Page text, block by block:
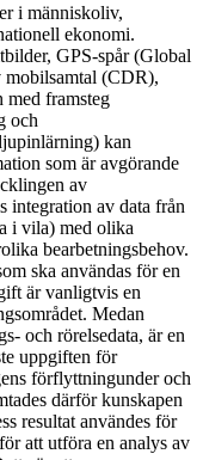
i människoliv,
ekonomi.
GPS-spår (Global
mobilsamtal (CDR),
med framsteg
och
kan
som är avgörande
av
integration av data från
i vila) med olika
bearbetningsbehov.
ska användas för en
är vanligtvis en
Medan
och rörelsedata, är en
uppgiften för
förflyttningunder och
därför kunskapen
resultat användes för
att utföra en analys av